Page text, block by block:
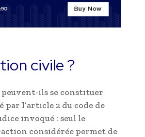
civile ?
peuvent-ils se constituer
l’article 2 du code de
invoqué : seul le
considérée permet de